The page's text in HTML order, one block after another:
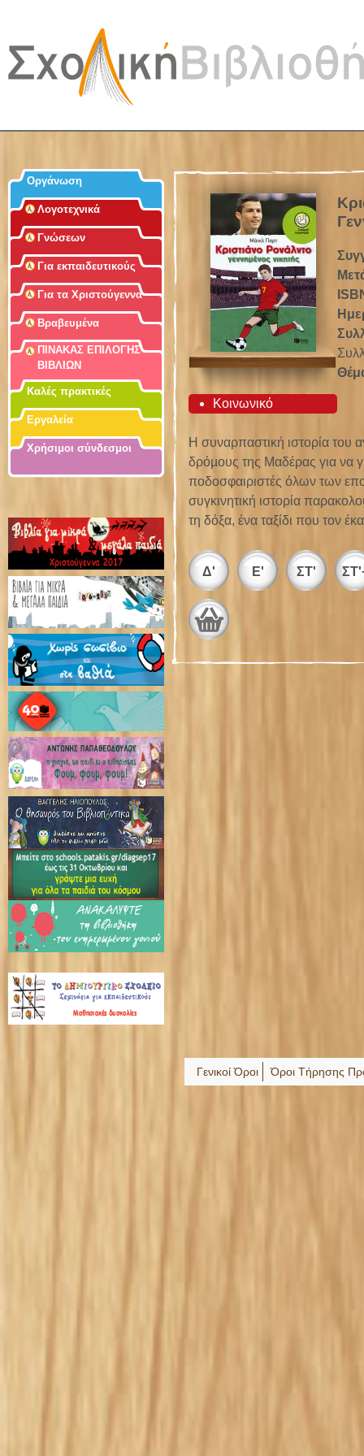
Κοινωνικό
H συναρπαστική ιστορία του
δρόµους της Μαδέρας για να
ποδοσφαιριστές όλων των
συγκινητική ιστορία
τη δόξα, ένα ταξίδι που τον
Δ' Ε' ΣΤ'
Οργάνωση
Λογοτεχνικά
Γνώσεων
Για εκπαιδευτικούς
Για τα Χριστούγεννα
Βραβευμένα
ΠΙΝΑΚΑΣ ΕΠΙΛΟΓΗΣ
ΒΙΒΛΙΩΝ
Καλές πρακτικές
Εργαλεία
Χρήσιμοι σύνδεσμοι
Γενικοί Όροι Όροι Τήρησης